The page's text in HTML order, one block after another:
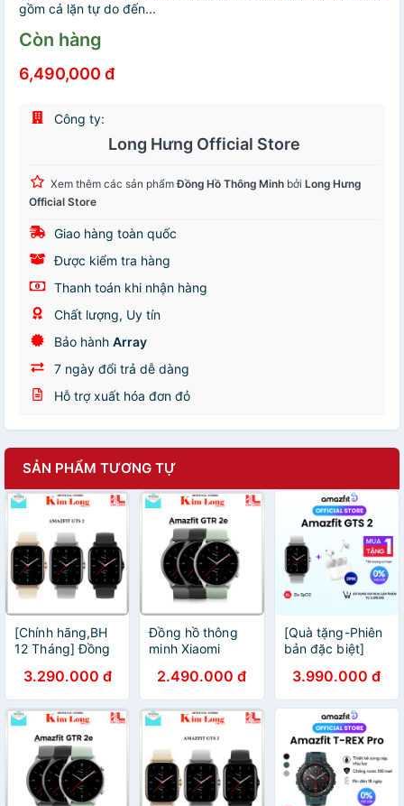
gồm cả lặn tự do đến...
Còn hàng
6,490,000 đ
Công ty:
Long Hưng Official Store
Xem thêm các sản phẩmĐồng Hồ Thông Minh bởi Long Hưng
Official Store
Giao hàng toàn quốc
Được kiểm tra hàng
Thanh toán khi nhận hàng
Chất lượng, Uy tín
Bảo hành Array
7 ngày đổi trả dễ dàng
Hỗ trợ xuất hóa đơn đỏ
SẢN PHẨM TƯƠNG TỰ
[Chính hãng,BH
12 Tháng] Đồng
GTS 2 nghe gọi /
GTS 2 Mini -
Chính hãng
3.290.000 đ
Đồng hồ thông
minh Xiaomi
|GTR 2 | GTR Bản
quốc tế - Bảo
hành 12 tháng
Digiworld
2.490.000 đ
[Quà tặng-Phiên
bản đặc biệt]
minh Amazfit
|Chính hãng-Bảo
hành 12 tháng
3.990.000 đ